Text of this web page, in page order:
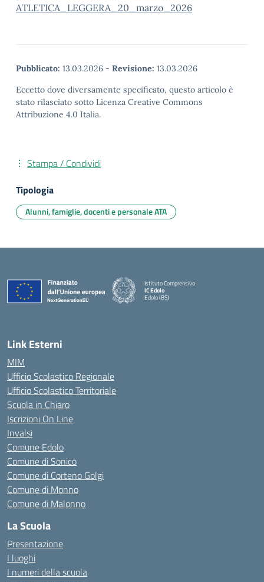
ATLETICA_LEGGERA_20_marzo_2026
Pubblicato: 13.03.2026 - Revisione: 13.03.2026
Eccetto dove diversamente specificato, questo articolo è
stato rilasciato sotto Licenza Creative Commons
Attribuzione 4.0 Italia.
Stampa / Condividi
Tipologia
Alunni, famiglie, docenti e personale ATA
Istituto Comprensivo
IC Edolo
Edolo (BS)
Link Esterni
MIM
Ufficio Scolastico Regionale
Ufficio Scolastico Territoriale
Scuola in Chiaro
Iscrizioni On Line
Invalsi
Comune Edolo
Comune di Sonico
Comune di Corteno Golgi
Comune di Monno
Comune di Malonno
La Scuola
Presentazione
I luoghi
I numeri della scuola